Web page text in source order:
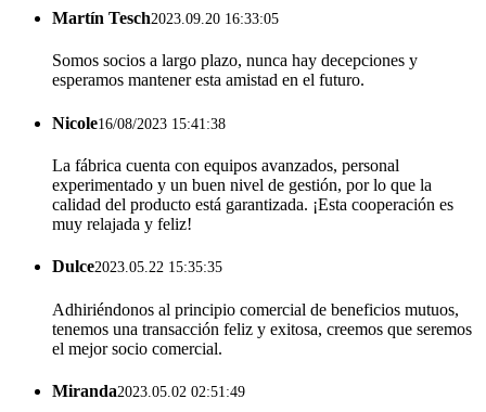
Martín Tesch2023.09.20 16:33:05
Somos socios a largo plazo, nunca hay decepciones y
esperamos mantener esta amistad en el futuro.
Nicole16/08/2023 15:41:38
La fábrica cuenta con equipos avanzados, personal
experimentado y un buen nivel de gestión, por lo que la
calidad del producto está garantizada. ¡Esta cooperación es
muy relajada y feliz!
Dulce2023.05.22 15:35:35
Adhiriéndonos al principio comercial de beneficios mutuos,
tenemos una transacción feliz y exitosa, creemos que seremos
el mejor socio comercial.
Miranda2023.05.02 02:51:49